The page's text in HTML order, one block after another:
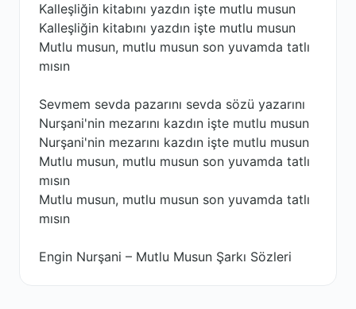
Kalleşliğin kitabını yazdın işte mutlu musun
Kalleşliğin kitabını yazdın işte mutlu musun
Mutlu musun, mutlu musun son yuvamda tatlı
mısın
Sevmem sevda pazarını sevda sözü yazarını
Nurşani'nin mezarını kazdın işte mutlu musun
Nurşani'nin mezarını kazdın işte mutlu musun
Mutlu musun, mutlu musun son yuvamda tatlı
mısın
Mutlu musun, mutlu musun son yuvamda tatlı
mısın
Engin Nurşani – Mutlu Musun Şarkı Sözleri